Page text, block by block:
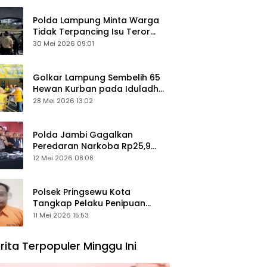
Polda Lampung Minta Warga
Tidak Terpancing Isu Teror
Pocong Palsu, Patroli
30 Mei 2026 09:01
Golkar Lampung Sembelih 65
Hewan Kurban pada Iduladha
1447 Hijriah
28 Mei 2026 13:02
Polda Jambi Gagalkan
Peredaran Narkoba Rp25,9
Miliar, Empat Tersangka
12 Mei 2026 08:08
Polsek Pringsewu Kota
Tangkap Pelaku Penipuan
Mobil, Sempat Kabur ke Jambi
11 Mei 2026 15:53
Terpopuler Minggu Ini